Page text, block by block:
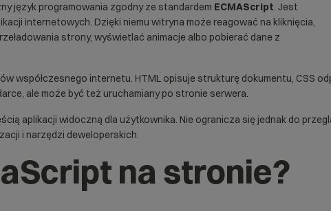
język programowania zgodny ze standardem ECMAScript. Jest
internetowych. Dzięki niemu witryna może reagować na kliknięcia,
strony, wyświetlać animacje albo pobierać dane z
współczesnego internetu. HTML opisuje strukturę dokumentu, CSS
ale może być też uruchamiany po stronie serwera.
aplikacji widoczną dla użytkownika. Nie ogranicza się jednak do
i narzędzi deweloperskich.
na stronie?